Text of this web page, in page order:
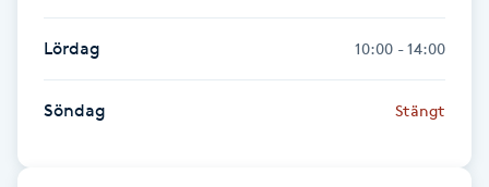
Hårbottenbehandling
Hårförlängning
Hårvård
Lördag 10:00 - 14:00
Söndag Stängt